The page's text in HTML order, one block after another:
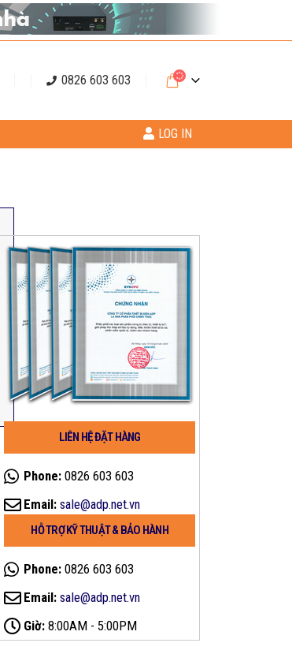
0826 603 603
LOG IN
LIÊN HỆ ĐẶT HÀNG
Phone: 0826 603 603
Email: sale@adp.net.vn
HỖ TRỢ KỸ THUẬT & BẢO HÀNH
Phone: 0826 603 603
Email: sale@adp.net.vn
Giờ: 8:00AM - 5:00PM